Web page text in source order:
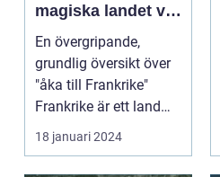
magiska landet vid
Eiffeltornet och
bortom
En övergripande,
grundlig översikt över
"åka till Frankrike"
Frankrike är ett land
som lockar besök...
18 januari 2024